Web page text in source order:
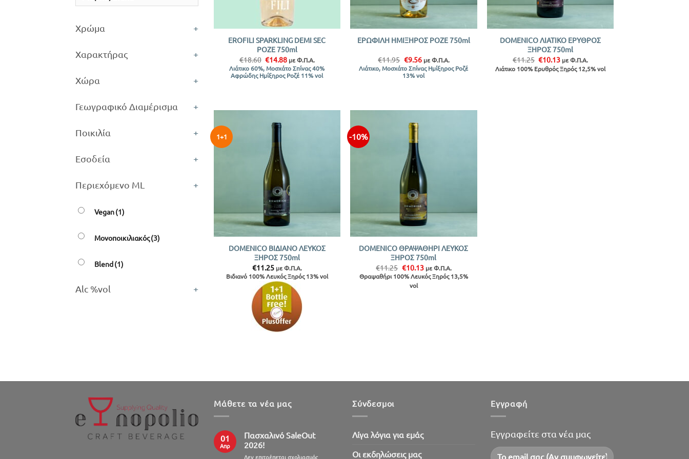
Χρώμα +
Χαρακτήρας +
Χώρα +
Γεωγραφικό Διαμέρισμα +
Ποικιλία +
Εσοδεία +
Περιεχόμενο ML +
Vegan(1)
Μονοποικιλιακός(3)
Blend(1)
Alc %vol +
EROFILI SPARKLING DEMI SEC
ΡΟΖΕ 750ml
€18.60 Original
price
was:
€18.60.
€14.88Η
τρέχουσα
τιμή
είναι:
με Φ.Π.Α.
Λιάτικο 60%, Μοσχάτο Σπίνας 40%
Αφρώδης Ημίξηρος Ροζέ 11% vol
ΕΡΩΦΙΛΗ ΗΜΙΞΗΡΟΣ ΡΟΖΕ 750ml
€11.95 Original
price
was:
€11.95.
€9.56Η
τρέχουσα
τιμή
είναι:
με Φ.Π.Α.
Λιάτικο, Μοσχάτο Σπίνας Ημίξηρος Ροζέ
13% vol
DOMENICO ΛΙΑΤΙΚΟ ΕΡΥΘΡΟΣ
ΞΗΡΟΣ 750ml
€11.25 Original
price
was:
€10.13Η
τρέχουσα
τιμή
με Φ.Π.Α.
Λιάτικο 100% Ερυθρός Ξηρός 12,5% vol
1+1
DOMENICO ΒΙΔΙΑΝΟ ΛΕΥΚΟΣ
ΞΗΡΟΣ 750ml
€11.25 με Φ.Π.Α.
Βιδιανό 100% Λευκός Ξηρός 13% vol
-10%
DOMENICO ΘΡΑΨΑΘΗΡΙ ΛΕΥΚΟΣ
ΞΗΡΟΣ 750ml
€11.25 Original
price
was:
€11.25.
€10.13Η
τρέχουσα
τιμή
με Φ.Π.Α.
Θραψαθήρι 100% Λευκός Ξηρός 13,5%
vol
Μάθετε τα νέα μας
01
Απρ
Πασχαλινό SaleOut
2026!
Δεν επιτρέπεται σχολιασμόςστο
Σύνδεσμοι
Λίγα λόγια για εμάς
Oι εκδηλώσεις μας
Εγγραφή
Εγγραφείτε στα νέα μας